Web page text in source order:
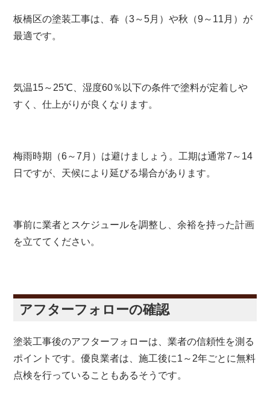
板橋区の塗装工事は、春（3～5月）や秋（9～11月）が
最適です。
気温15～25℃、湿度60％以下の条件で塗料が定着しや
すく、仕上がりが良くなります。
梅雨時期（6～7月）は避けましょう。工期は通常7～14
日ですが、天候により延びる場合があります。
事前に業者とスケジュールを調整し、余裕を持った計画
を立ててください。
アフターフォローの確認
塗装工事後のアフターフォローは、業者の信頼性を測る
ポイントです。優良業者は、施工後に1～2年ごとに無料
点検を行っていることもあるそうです。